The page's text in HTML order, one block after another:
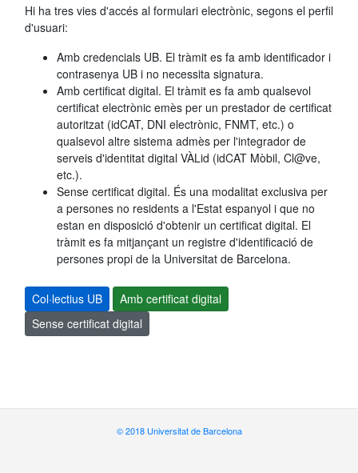
Hi ha tres vies d'accés al formulari electrònic, segons el perfil
d'usuari:
Amb credencials UB. El tràmit es fa amb identificador i
contrasenya UB i no necessita signatura.
Amb certificat digital. El tràmit es fa amb qualsevol
certificat electrònic emès per un prestador de certificat
autoritzat (idCAT, DNI electrònic, FNMT, etc.) o
qualsevol altre sistema admès per l'integrador de
serveis d'identitat digital VÀLid (idCAT Mòbil, Cl@ve,
etc.).
Sense certificat digital. És una modalitat exclusiva per
a persones no residents a l'Estat espanyol i que no
estan en disposició d'obtenir un certificat digital. El
tràmit es fa mitjançant un registre d'identificació de
persones propi de la Universitat de Barcelona.
Col·lectius UB
Amb certificat digital
Sense certificat digital
© 2018 Universitat de Barcelona